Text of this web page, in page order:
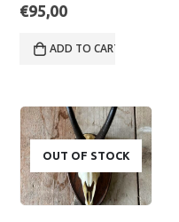
€95,00
ADD TO CART
OUT OF STOCK